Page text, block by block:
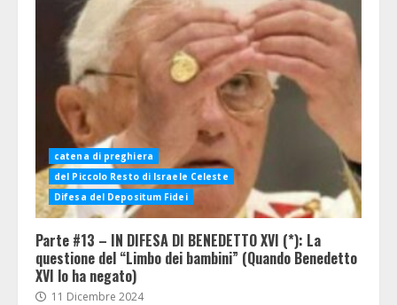
catena di preghiera
del Piccolo Resto di Israele Celeste
Difesa del Depositum Fidei
Parte #13 – IN DIFESA DI BENEDETTO XVI (*): La
questione del “Limbo dei bambini” (Quando Benedetto
XVI lo ha negato)
11 Dicembre 2024